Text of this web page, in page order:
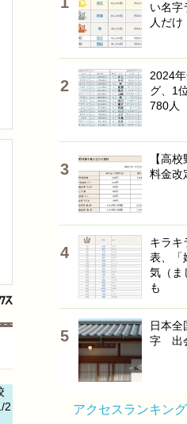
い名字
人だけ
2024
グ、1
780人
【高
料金改
キラキ
表、「
気（ま
も
日本全
字 出
アクセスランキン